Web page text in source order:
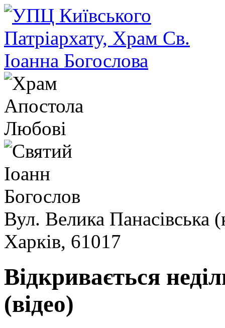
Вул. Велика Панасівська
Харків, 61017
Відкривається
(відео)